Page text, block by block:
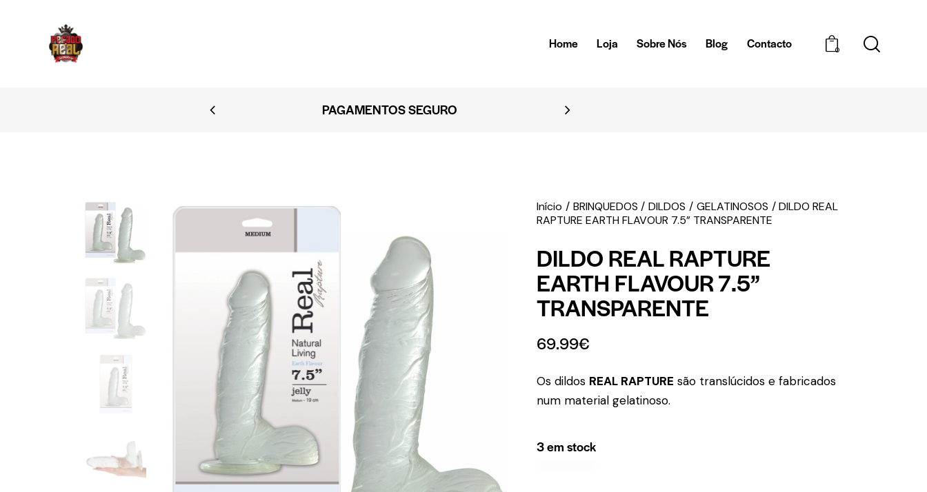
Home Loja Sobre Nós Blog Contacto 0
PAGAMENTOS SEGURO
Início BRINQUEDOS DILDOS GELATINOSOS
DILDO REAL
RAPTURE EARTH FLAVOUR 7.5” TRANSPARENTE
DILDO REAL RAPTURE
EARTH FLAVOUR 7.5”
TRANSPARENTE
69.99€
Os dildos REAL RAPTURE são translúcidos e fabricados
num material gelatinoso.
3 em stock